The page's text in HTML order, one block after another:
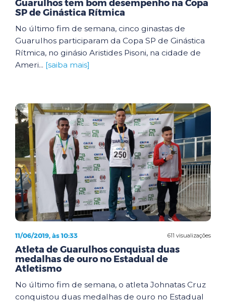
Guarulhos tem bom desempenho na Copa
SP de Ginástica Rítmica
No último fim de semana, cinco ginastas de
Guarulhos participaram da Copa SP de Ginástica
Rítmica, no ginásio Aristides Pisoni, na cidade de
Ameri... [saiba mais]
611 visualizações
11/06/2019, às 10:33
Atleta de Guarulhos conquista duas
medalhas de ouro no Estadual de
Atletismo
No último fim de semana, o atleta Johnatas Cruz
conquistou duas medalhas de ouro no Estadual